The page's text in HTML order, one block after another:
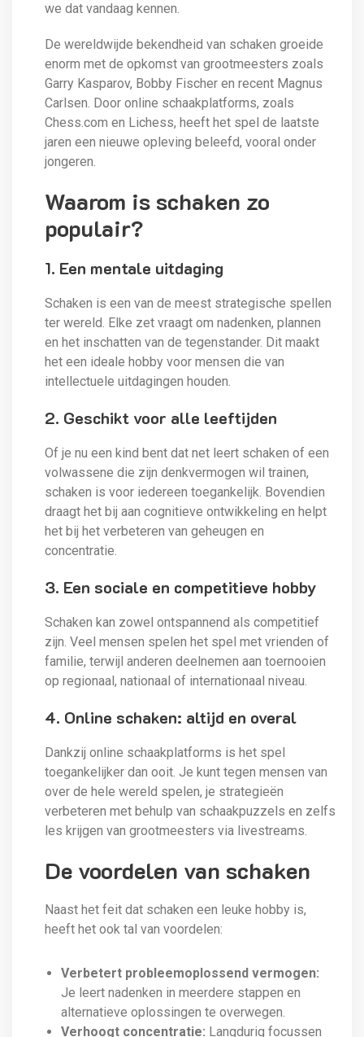
we dat vandaag kennen.
De wereldwijde bekendheid van schaken groeide
enorm met de opkomst van grootmeesters zoals
Garry Kasparov, Bobby Fischer en recent Magnus
Carlsen. Door online schaakplatforms, zoals
Chess.com en Lichess, heeft het spel de laatste
jaren een nieuwe opleving beleefd, vooral onder
jongeren.
Waarom is schaken zo
populair?
1. Een mentale uitdaging
Schaken is een van de meest strategische spellen
ter wereld. Elke zet vraagt om nadenken, plannen
en het inschatten van de tegenstander. Dit maakt
het een ideale hobby voor mensen die van
intellectuele uitdagingen houden.
2. Geschikt voor alle leeftijden
Of je nu een kind bent dat net leert schaken of een
volwassene die zijn denkvermogen wil trainen,
schaken is voor iedereen toegankelijk. Bovendien
draagt het bij aan cognitieve ontwikkeling en helpt
het bij het verbeteren van geheugen en
concentratie.
3. Een sociale en competitieve hobby
Schaken kan zowel ontspannend als competitief
zijn. Veel mensen spelen het spel met vrienden of
familie, terwijl anderen deelnemen aan toernooien
op regionaal, nationaal of internationaal niveau.
4. Online schaken: altijd en overal
Dankzij online schaakplatforms is het spel
toegankelijker dan ooit. Je kunt tegen mensen van
over de hele wereld spelen, je strategieën
verbeteren met behulp van schaakpuzzels en zelfs
les krijgen van grootmeesters via livestreams.
De voordelen van schaken
Naast het feit dat schaken een leuke hobby is,
heeft het ook tal van voordelen:
Verbetert probleemoplossend vermogen:
Je leert nadenken in meerdere stappen en
alternatieve oplossingen te overwegen.
Verhoogt concentratie: Langdurig focussen